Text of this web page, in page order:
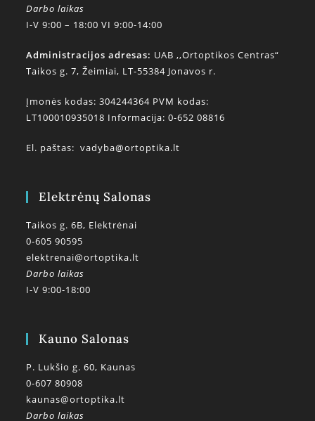
Darbo laikas
I-V 9:00 – 18:00 VI 9:00-14:00
Administracijos adresas: UAB ,,Ortoptikos Centras“
Taikos g. 7, Žeimiai, LT-55384 Jonavos r.
Įmonės kodas: 304244364 PVM kodas:
LT100010935018 Informacija: 0-652 08816
El. paštas:vadyba@ortoptika.lt
Elektrėnų Salonas
Taikos g. 6B, Elektrėnai
0-605 90595
elektrenai@ortoptika.lt
Darbo laikas
I-V 9:00-18:00
Kauno Salonas
P. Lukšio g. 60, Kaunas
0-607 80908
kaunas@ortoptika.lt
Darbo laikas